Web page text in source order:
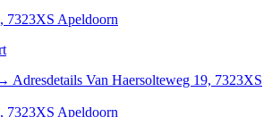
7323XS Apeldoorn
Adresdetails Van Haersolteweg 19, 7323XS
7323XS Apeldoorn